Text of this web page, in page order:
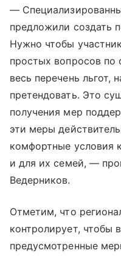
—
предложили создать
Нужно чтобы
простых вопросов по
весь перечень льгот,
претендовать. Это
получения мер
эти меры
комфортные условия
и для их семей, —
Ведерников.
Отметим, что
контролирует, чтобы
предусмотренные